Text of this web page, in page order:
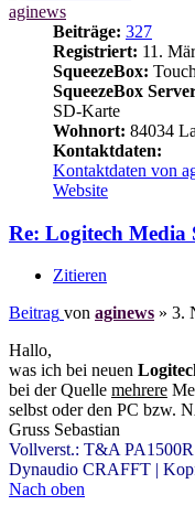
aginews
Beiträge: 327
Registriert: 11.
SqueezeBox: Touch
SqueezeBox
SD-Karte
Wohnort: 84034
Kontaktdaten:
Kontaktdaten von
Website
Re: Logitech Media
Zitieren
Beitrag von aginews » 3.
Hallo,
was ich bei neuen
bei der Quelle mehrere
selbst oder den PC bzw.
Gruss Sebastian
Vollverst.: T&A
Dynaudio CRAFFT |
Nach oben